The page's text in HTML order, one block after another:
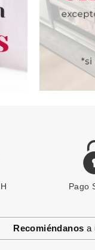
Pago
Recomiéndanos a